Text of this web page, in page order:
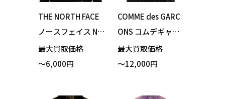
THE NORTH FACE
ノースフェイス NY
32371 Ventrix Trai
l Jacket ベントリッ
最大買取価格
～6,000円
COMME des GARC
ONS コムデギャル
ソン GJ100760 ジ
ャケット ブラック
最大買取価格
～12,000円